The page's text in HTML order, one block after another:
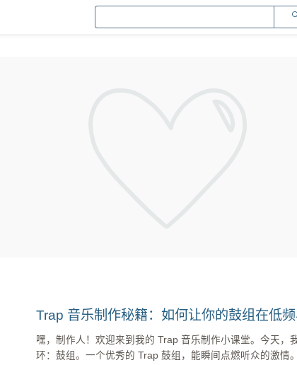
Trap 音乐制作秘籍：如何让你的鼓组在低
嘿，制作人！欢迎来到我的 Trap 音乐制作小课堂。今天，
环：鼓组。一个优秀的 Trap 鼓组，能瞬间点燃听众的激情